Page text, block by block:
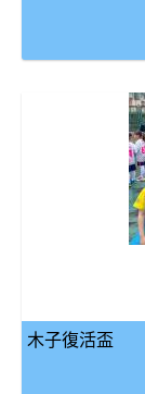
木子復活盃